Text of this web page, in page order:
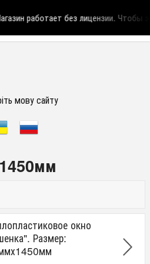
работает без лицензии.Чтобы
мову сайту
окно
Размер: